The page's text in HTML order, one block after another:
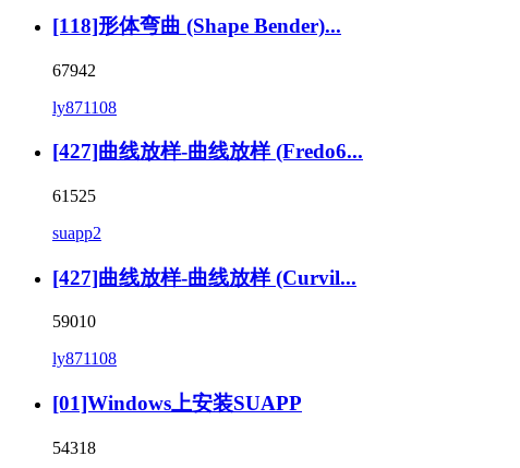
[118]形体弯曲 (Shape Bender)...
67942
ly871108
[427]曲线放样-曲线放样 (Fredo6...
61525
suapp2
[427]曲线放样-曲线放样 (Curvil...
59010
ly871108
[01]Windows上安装SUAPP
54318